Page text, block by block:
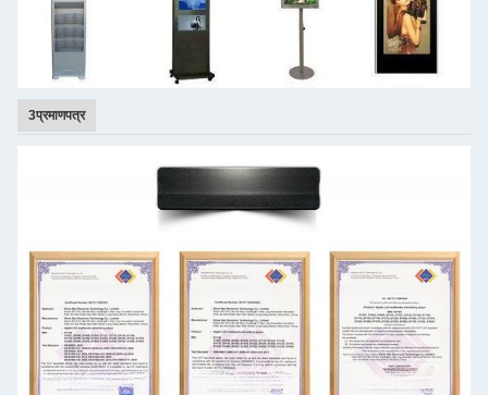
3प्रमाणपत्र